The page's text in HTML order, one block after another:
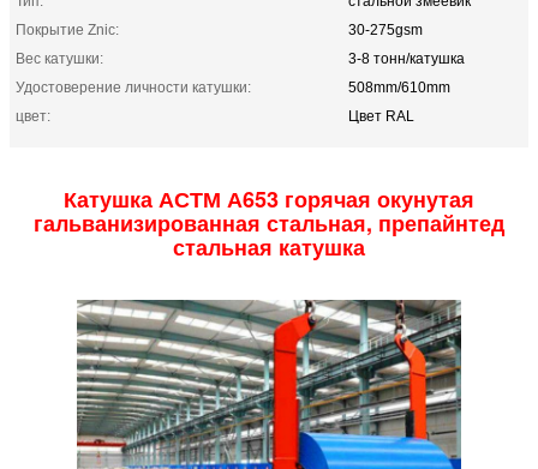
Покрытие Znic:
30-275gsm
Вес катушки:
3-8 тонн/катушка
Удостоверение личности катушки:
508mm/610mm
цвет:
Цвет RAL
Катушка АСТМ А653 горячая окунутая
гальванизированная стальная, препайнтед
стальная катушка